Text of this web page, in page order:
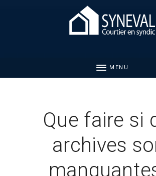
MENU
Que faire si
archives